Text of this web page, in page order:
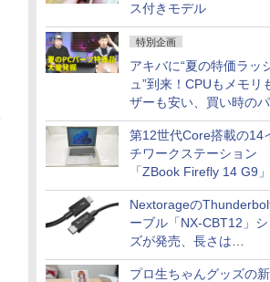
ス付きモデル
特別企画
アキバに“夏の特価ラッ
ュ”到来！CPUもメモリ
ザーも安い、買い時のパ
は？【8月7日(金)22時
第12世代Core搭載の14
チワークステーション
「ZBook Firefly 14 G9
79,800円！秋葉原で中
セール
Nextorageの
ーブル「NX-CBT12」
ズが発売、長さは
30cm/50cm/1mの3種類
プロ生ちゃんグッズの新